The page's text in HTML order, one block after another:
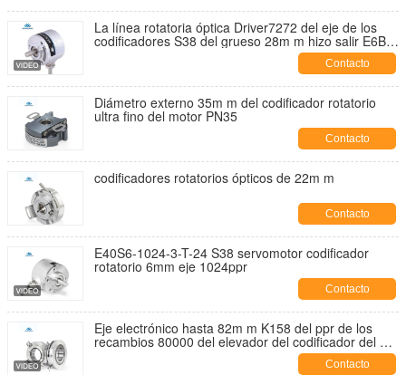
La línea rotatoria óptica Driver7272 del eje de los
codificadores S38 del grueso 28m m hizo salir E6B2-
Contacto
Diámetro externo 35m m del codificador rotatorio
ultra fino del motor PN35
Contacto
codificadores rotatorios ópticos de 22m m
Contacto
E40S6-1024-3-T-24 S38 servomotor codificador
rotatorio 6mm eje 1024ppr
Contacto
Eje electrónico hasta 82m m K158 del ppr de los
recambios 80000 del elevador del codificador del eje
Contacto